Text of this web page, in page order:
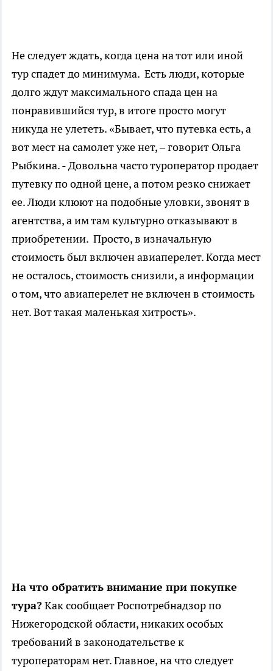
Не следует ждать, когда цена на тот или иной
тур спадет до минимума. Есть люди, которые
долго ждут максимального спада цен на
понравившийся тур, в итоге просто могут
никуда не улететь. «Бывает, что путевка есть, а
вот мест на самолет уже нет, – говорит Ольга
Рыбкина. - Довольна часто туроператор продает
путевку по одной цене, а потом резко снижает
ее. Люди клюют на подобные уловки, звонят в
агентства, а им там культурно отказывают в
приобретении. Просто, в изначальную
стоимость был включен авиаперелет. Когда мест
не осталось, стоимость снизили, а информации
о том, что авиаперелет не включен в стоимость
нет. Вот такая маленькая хитрость».
На что обратить внимание при покупке
тура?Как сообщает Роспотребнадзор по
Нижегородской области, никаких особых
требований в законодательстве к
туроператорам нет. Главное, на что следует